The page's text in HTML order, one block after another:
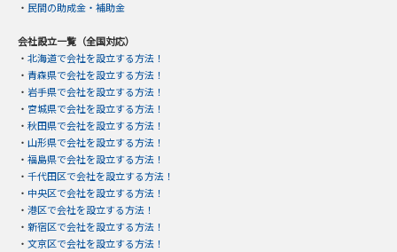
・ 民間の助成金・補助金
会社設立一覧（全国対応）
・ 北海道で会社を設立する方法！
・ 青森県で会社を設立する方法！
・ 岩手県で会社を設立する方法！
・ 宮城県で会社を設立する方法！
・ 秋田県で会社を設立する方法！
・ 山形県で会社を設立する方法！
・ 福島県で会社を設立する方法！
・ 千代田区で会社を設立する方法！
・ 中央区で会社を設立する方法！
・ 港区で会社を設立する方法！
・ 新宿区で会社を設立する方法！
・ 文京区で会社を設立する方法！